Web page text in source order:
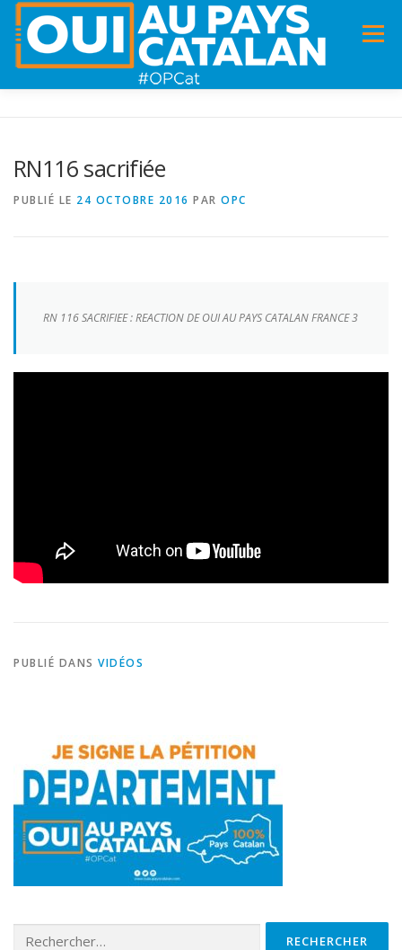
Menu
PANNEAUX POUR MA COMMUNE !
RN116 sacrifiée
PUBLIÉ LE 24 OCTOBRE 2016 PAR OPC
RN 116 SACRIFIEE : REACTION DE OUI AU PAYS CATALAN FRANCE 3
PUBLIÉ DANS VIDÉOS